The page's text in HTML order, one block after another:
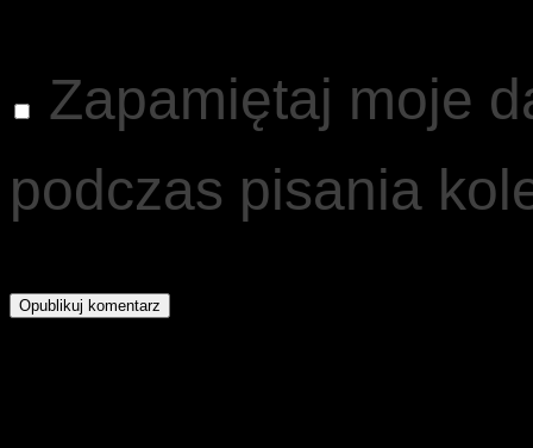
Zapamiętaj moje
podczas pisania